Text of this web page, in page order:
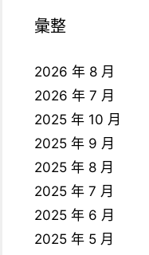
彙整
2026 年 8 月
2026 年 7 月
2025 年 10 月
2025 年 9 月
2025 年 8 月
2025 年 7 月
2025 年 6 月
2025 年 5 月